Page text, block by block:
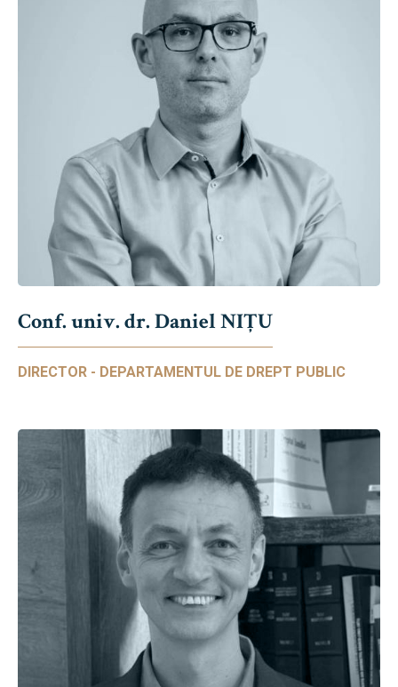
Conf. univ. dr. Daniel NIŢU
DIRECTOR - DEPARTAMENTUL DE DREPT PUBLIC